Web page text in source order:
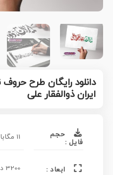
دانلود رایگان طرح حروف
ایران ذوالفقار علی
حجم
فایل :
11 مگابایت
ابعاد : 3200 در 2200 پیکسل